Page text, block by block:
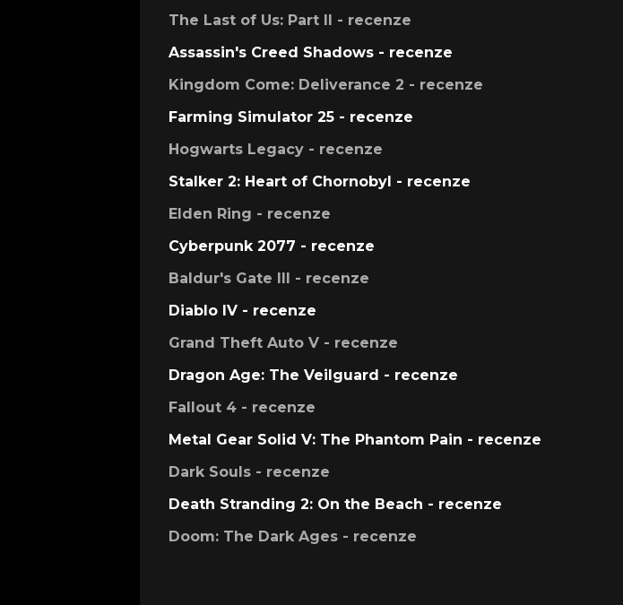
The Last of Us: Part II - recenze
Assassin's Creed Shadows - recenze
Kingdom Come: Deliverance 2 - recenze
Farming Simulator 25 - recenze
Hogwarts Legacy - recenze
Stalker 2: Heart of Chornobyl - recenze
Elden Ring - recenze
Cyberpunk 2077 - recenze
Baldur's Gate III - recenze
Diablo IV - recenze
Grand Theft Auto V - recenze
Dragon Age: The Veilguard - recenze
Fallout 4 - recenze
Metal Gear Solid V: The Phantom Pain - recenze
Dark Souls - recenze
Death Stranding 2: On the Beach - recenze
Doom: The Dark Ages - recenze